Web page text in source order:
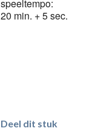
speeltempo:
20 min. + 5 sec.
Deel dit stuk